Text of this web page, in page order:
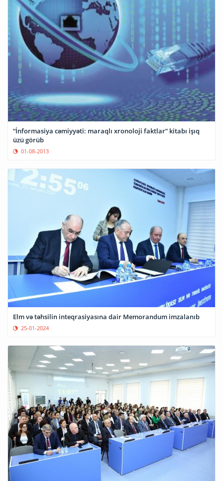
“İnformasiya cəmiyyəti: maraqlı xronoloji faktlar” kitabı işıq
üzü görüb
01-08-2013
Elm və təhsilin inteqrasiyasına dair Memorandum imzalanıb
25-01-2024